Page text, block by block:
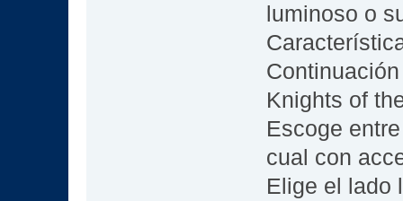
luminoso o
Knights of
Escoge
cual con
Elige el lado